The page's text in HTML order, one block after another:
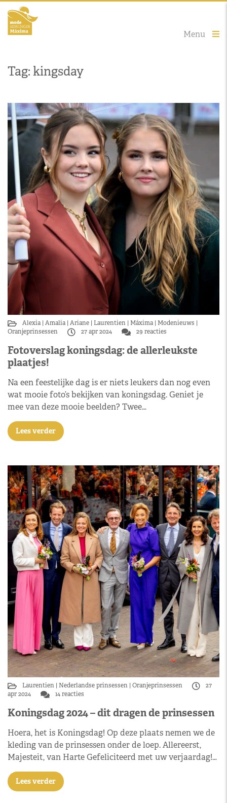
Menu
Tag: kingsday
Alexia Amalia Ariane Laurentien Máxima Modenieuws
Oranjeprinsessen
27 apr 2024 29 reacties
Fotoverslag koningsdag: de allerleukste
plaatjes!
Na een feestelijke dag is er niets leukers dan nog even
wat mooie foto’s bekijken van koningsdag. Geniet je
mee van deze mooie beelden? Twee…
Lees verder
Laurentien Nederlandse prinsessen Oranjeprinsessen
27
apr 2024
14 reacties
Koningsdag 2024 – dit dragen de prinsessen
Hoera, het is Koningsdag! Op deze plaats nemen we de
kleding van de prinsessen onder de loep. Allereerst,
Majesteit, van Harte Gefeliciteerd met uw verjaardag!…
Lees verder